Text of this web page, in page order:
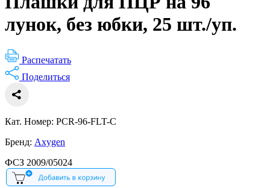
лунок, без юбки, 25 шт./уп.
Распечатать
Поделиться
Кат. Номер: PCR-96-FLT-C
Бренд: Axygen
ФСЗ 2009/05024